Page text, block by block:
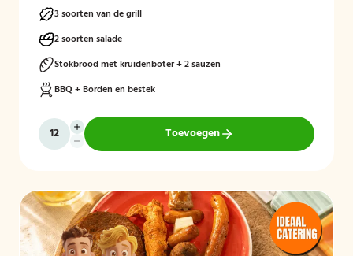
met een bezorgpakket: wij zorgen dat alles klopt.
3 soorten van de grill
2 soorten salade
Stokbrood met kruidenboter + 2 sauzen
BBQ + Borden en bestek
Toevoegen